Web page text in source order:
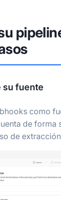
su fuente
como
de forma
de